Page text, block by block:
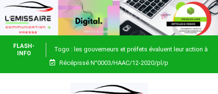
FLASH-
INFO
Togo : les gouverneurs et préfets évaluent leur action à
Blitta
Récépissé N°0003/HAAC/12-2020/pl/p